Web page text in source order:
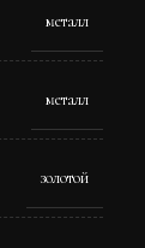
металл
металл
золотой